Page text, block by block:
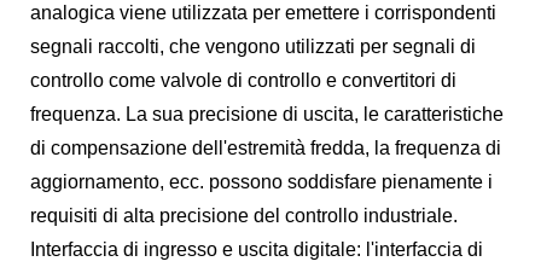
analogica viene utilizzata per emettere i corrispondenti
segnali raccolti, che vengono utilizzati per segnali di
controllo come valvole di controllo e convertitori di
frequenza. La sua precisione di uscita, le caratteristiche
di compensazione dell'estremità fredda, la frequenza di
aggiornamento, ecc. possono soddisfare pienamente i
requisiti di alta precisione del controllo industriale.
Interfaccia di ingresso e uscita digitale: l'interfaccia di